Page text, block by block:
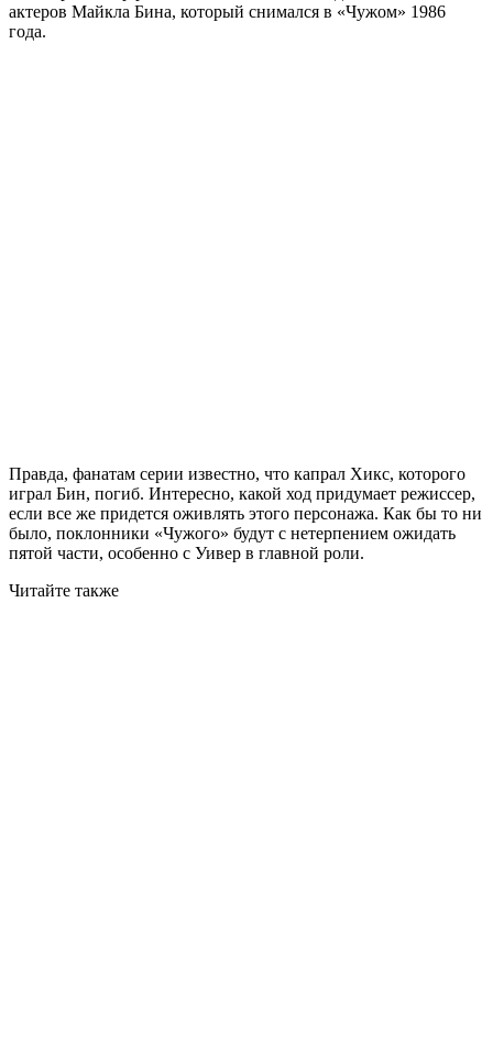
актеров Майкла Бина, который снимался в «Чужом» 1986
года.
Правда, фанатам серии известно, что капрал Хикс, которого
играл Бин, погиб. Интересно, какой ход придумает режиссер,
если все же придется оживлять этого персонажа. Как бы то ни
было, поклонники «Чужого» будут с нетерпением ожидать
пятой части, особенно с Уивер в главной роли.
Читайте также